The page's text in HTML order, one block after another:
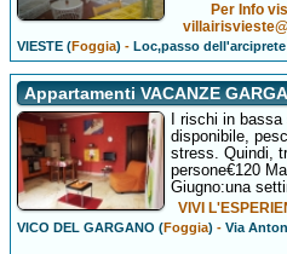
Per Info
VIESTE (Foggia) -Loc,passo dell'arciprete
Appartamenti VACANZE
I rischi in
disponibile,
stress. Quindi,
persone€120
Giugno:una
VIVI
VICO DEL GARGANO (Foggia) -Via